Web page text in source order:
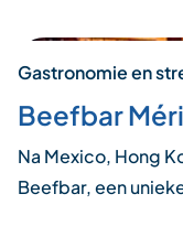
Gastronomie en
Beefbar
Na Mexico, Hong
Beefbar, een